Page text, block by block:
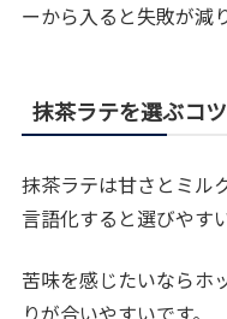
ーから入ると失敗が減
抹茶ラテを選ぶコツ
抹茶ラテは甘さとミル
言語化すると選びやす
苦味を感じたいならホ
りが合いやすいです。